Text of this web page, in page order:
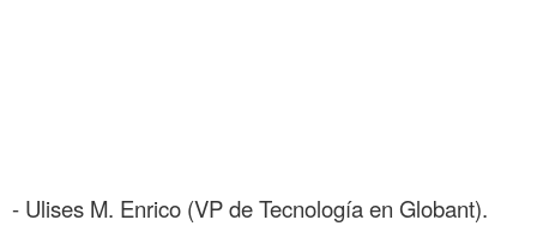
- Ulises M. Enrico (VP de Tecnología en Globant).